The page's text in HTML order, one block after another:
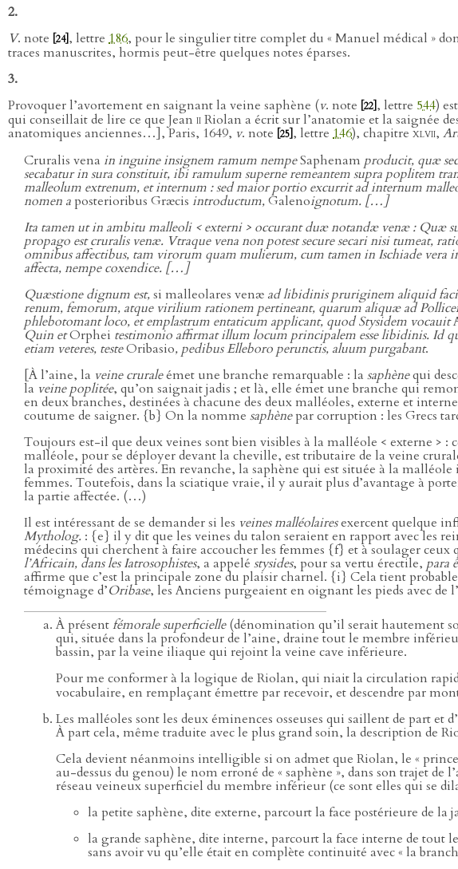
2.
V. note [24], lettre 186, pour le singulier titre complet du « Manuel médical »
traces manuscrites, hormis peut-être quelques notes éparses.
3.
Provoquer l’avortement en saignant la veine saphène (v. note [22], lettre 544)
qui conseillait de lire ce que Jean iiRiolan a écrit sur l’anatomie et la saignée
anatomiques anciennes…], Paris, 1649, v. note [25], lettre 146), chapitrexlvii,
Cruralis vena in inguine insignem ramum nempeSaphenam producit, quæ
secabatur in sura constituit, ibi ramulum superne remeantem supra poplitem
malleolum extrenum, et internum : sed maior portio excurrit ad internum
nomen aposterioribus Græcis introductum,Galenoignotum. […]
Ita tamen ut in ambitu malleoli < externi > occurant duæ notandæ venæ : Quæ
propago est cruralis venæ. Vtraque vena non potest secure secari nisi tumeat,
omnibus affectibus, tam virorum quam mulierum, cum tamen in Ischiade
affecta, nempe coxendice. […]
Quæstione dignum est,si malleolares venæ ad libidinis pruriginem aliquid
renum, femorum, atque virilium rationem pertineant, quarum aliquæ ad
phlebotomant loco, et emplastrum entaticum applicant, quod Stysidem vocauit
Quin etOrphei testimonio affirmat illum locum principalem esse libidinis. Id
etiam veteres, testeOribasio, pedibus Elleboro perunctis, aluum purgabant.
[À l’aine, la veine cruraleémet une branche remarquable : la saphènequi
la veine poplitée, qu’on saignait jadis ; et là, elle émet une branche qui
en deux branches, destinées à chacune des deux malléoles, externe et
coutume de saigner. {b} On la nomme saphènepar corruption : les Grecs
Toujours est-il que deux veines sont bien visibles à la malléole < externe > :
malléole, pour se déployer devant la cheville, est tributaire de la veine
la proximité des artères. En revanche, la saphène qui est située à la
femmes. Toutefois, dans la sciatique vraie, il y aurait plus d’avantage à
la partie affectée. (…)
Il est intéressant de se demander si les veines malléolairesexercent quelque
Mytholog. : {e} il y dit que les veines du talon seraient en rapport avec les
médecins qui cherchent à faire accoucher les femmes {f} et à soulager
l’Africain, dans les Iatrosophistes, a appelé stysides, pour sa vertu érectile, para
affirme que c’est la principale zone du plaisir charnel. {i} Cela tient
témoignage d’Oribase, les Anciens purgeaient en oignant les pieds avec de
À présentfémorale superficielle(dénomination qu’il serait hautement
qui, située dans la profondeur de l’aine, draine tout le membre
bassin, par la veine iliaque qui rejoint la veine cave inférieure.
Pour me conformer à la logique de Riolan, qui niait la circulation
vocabulaire, en remplaçant émettre par recevoir, et descendre par
Les malléoles sont les deux éminences osseuses qui saillent de part
À part cela, même traduite avec le plus grand soin, la description de
Cela devient néanmoins intelligible si on admet que Riolan, le «
au-dessus du genou) le nom erroné de « saphène », dans son trajet
réseau veineux superficiel du membre inférieur (ce sont elles qui se
la petite saphène, dite externe, parcourt la face postérieure de la
la grande saphène, dite interne, parcourt la face interne de tout
sans avoir vu qu’elle était en complète continuité avec « la